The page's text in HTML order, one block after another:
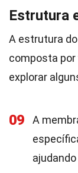
Estrutura
A estrutura
composta por
explorar
09
A